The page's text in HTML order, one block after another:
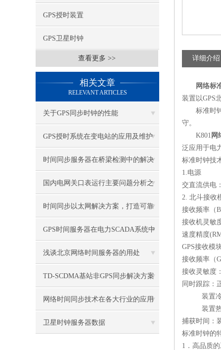
GPS授时装置
GPS卫星时钟
查看更多 >>
相关文章
RELEVANT ARTICLES
关于GPS同步时钟的性能
GPS授时系统在变电站的应用及维护
保养（2）
时间同步服务器在桥梁检测中的解决
方案
国内电网关口表运行主要问题分析之
GPS时钟
时间同步以太网解决方案，打造可靠
的网络
GPS时间服务器在电力SCADA系统中
的应用
浅谈北京网络时间服务器的用处
TD-SCDMA基站非GPS同步解决方案
研究二
网络时间同步技术在各大行业的应用
卫星时钟服务器数据
详细介绍
网络标
装置以GPS
标准时
守。
K801 网
泛应用于电
标准时钟技
1.电源
交直流供电：
2. 北斗接收
接收频率（
接收机灵敏
速度精度
GPS接收模
接收频率（
接收灵敏度
同时跟踪：
装置
装置
捕获时间：
标准时钟的
1 ．高品质